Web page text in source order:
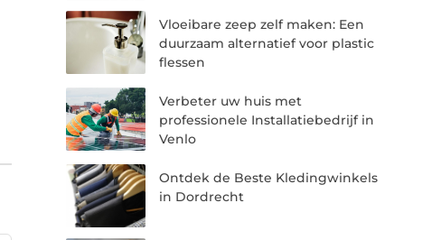
Vloeibare zeep zelf maken: Een
duurzaam alternatief voor plastic
flessen
Verbeter uw huis met
professionele Installatiebedrijf in
Venlo
Ontdek de Beste Kledingwinkels
in Dordrecht